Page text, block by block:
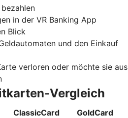
in der VR Banking App
Blick
und den Einkauf
verloren oder möchte sie aus
Vergleich
ClassicCard
GoldCard